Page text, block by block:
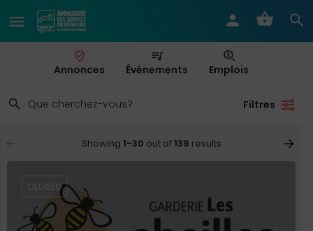
Annonces Événements Emplois
Filtres
Showing 1-30 out of139 results
CLOSED